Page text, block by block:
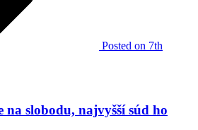
Posted on 7th
na slobodu, najvyšší súd ho